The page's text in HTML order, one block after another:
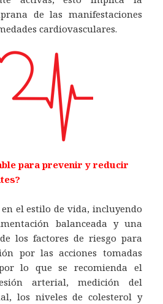
de las manifestaciones
cardiovasculares.
para prevenir y reducir
el estilo de vida, incluyendo
balanceada y una
los factores de riesgo para
por las acciones tomadas
lo que se recomienda el
arterial, medición del
los niveles de colesterol y